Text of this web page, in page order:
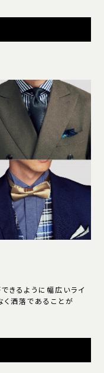
きるように幅広いライ
く洒落であることが